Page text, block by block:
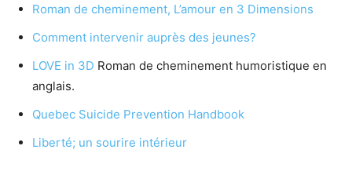
Roman de cheminement, L’amour en 3 Dimensions
Comment intervenir auprès des jeunes?
LOVE in 3D Roman de cheminement humoristique en
anglais.
Quebec Suicide Prevention Handbook
Liberté; un sourire intérieur